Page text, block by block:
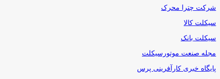
شرکت چترا محرک
سیکلت کالا
سیکلت بانک
مجله صنعت موتورسیکلت
پایگاه خبری کارآفرینی پرس